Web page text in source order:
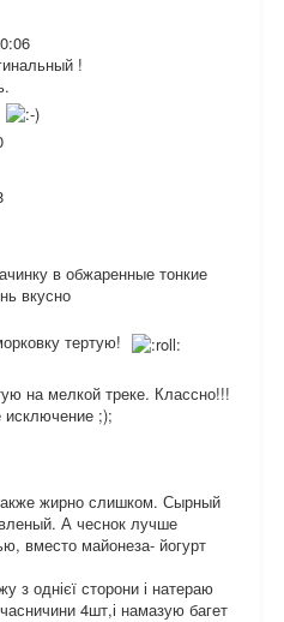
!
в обжаренные тонкие
вкусно
тертую!
на мелкой треке. Классно!!!
исключение ;);
жирно слишком. Сырный
А чеснок лучше
вместо майонеза- йогурт
з однієї сторони і натераю
ни 4шт,і намазую багет